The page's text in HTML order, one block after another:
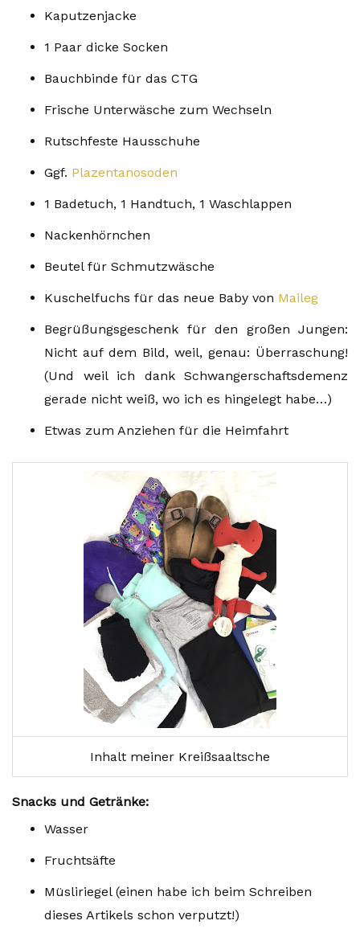
Kaputzenjacke
1 Paar dicke Socken
Bauchbinde für das CTG
Frische Unterwäsche zum Wechseln
Rutschfeste Hausschuhe
Ggf. Plazentanosoden
1 Badetuch, 1 Handtuch, 1 Waschlappen
Nackenhörnchen
Beutel für Schmutzwäsche
Kuschelfuchs für das neue Baby von Maileg
Begrüßungsgeschenk für den großen Jungen:
Nicht auf dem Bild, weil, genau: Überraschung!
(Und weil ich dank Schwangerschaftsdemenz
gerade nicht weiß, wo ich es hingelegt habe…)
Etwas zum Anziehen für die Heimfahrt
Inhalt meiner Kreißsaaltsche
Snacks und Getränke:
Wasser
Fruchtsäfte
Müsliriegel (einen habe ich beim Schreiben
dieses Artikels schon verputzt!)